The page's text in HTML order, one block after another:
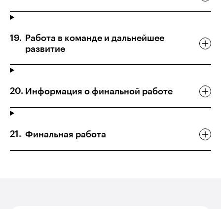
Работа в команде и дальнейшее
развитие
Информация о финальной работе
Финальная работа